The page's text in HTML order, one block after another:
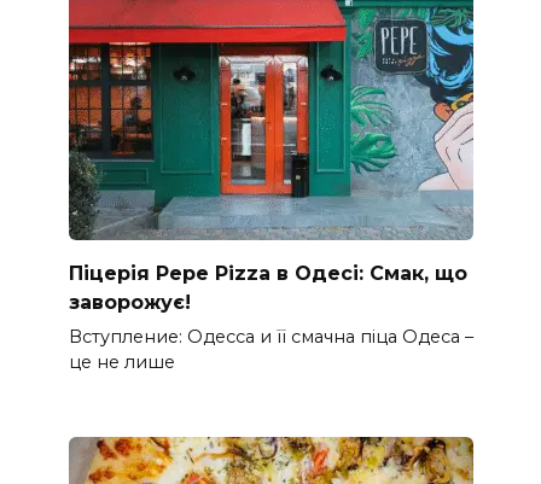
Піцерія Pepe Pizza в Одесі: Смак, що
заворожує!
Вступление: Одесса и її смачна піца Одеса –
це не лише